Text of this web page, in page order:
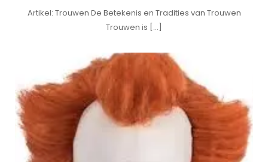
Artikel: Trouwen De Betekenis en Tradities van Trouwen
Trouwen is […]